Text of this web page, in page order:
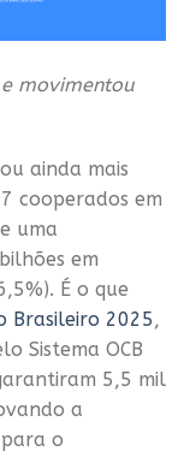
movimentou
ainda mais
cooperados em
uma
em
É o que
Brasileiro 2025,
Sistema OCB
5,5 mil
a
o